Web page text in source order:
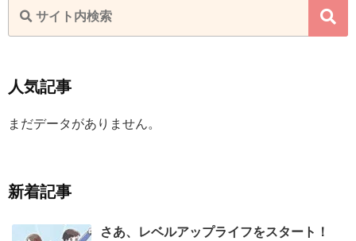
人気記事
まだデータがありません。
新着記事
さあ、レベルアップライフをスタート！